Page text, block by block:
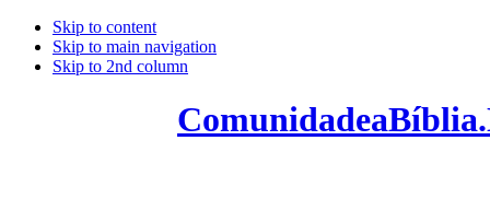
Skip to content
Skip to main navigation
Skip to 2nd column